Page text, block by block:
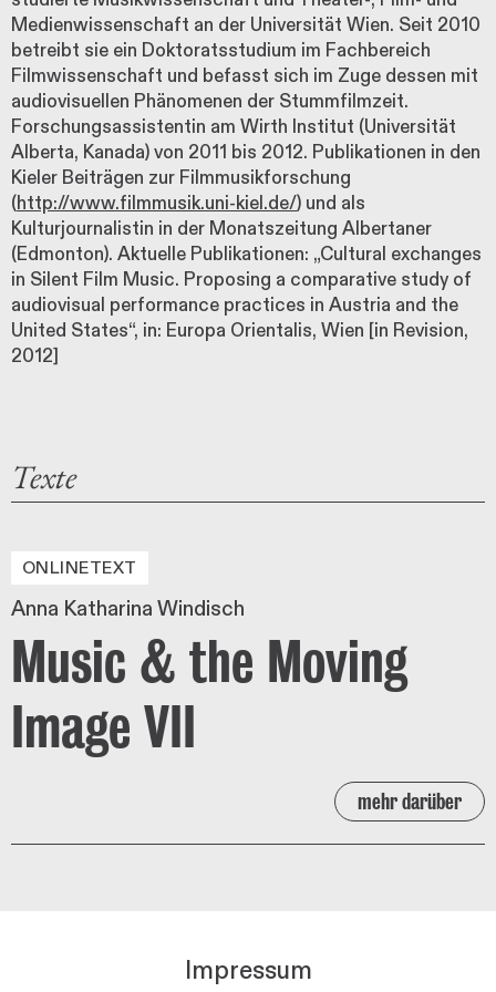
Medienwissenschaft an der Universität Wien. Seit 2010
betreibt sie ein Doktoratsstudium im Fachbereich
Filmwissenschaft und befasst sich im Zuge dessen mit
audiovisuellen Phänomenen der Stummfilmzeit.
Forschungsassistentin am Wirth Institut (Universität
Alberta, Kanada) von 2011 bis 2012. Publikationen in den
Kieler Beiträgen zur Filmmusikforschung
(http://www.filmmusik.uni-kiel.de/) und als
Kulturjournalistin in der Monatszeitung Albertaner
(Edmonton). Aktuelle Publikationen: „Cultural exchanges
in Silent Film Music. Proposing a comparative study of
audiovisual performance practices in Austria and the
United States“, in: Europa Orientalis, Wien [in Revision,
2012]
Texte
ONLINETEXT
Anna Katharina Windisch
Music & the Moving
Image VII
mehr darüber
Impressum